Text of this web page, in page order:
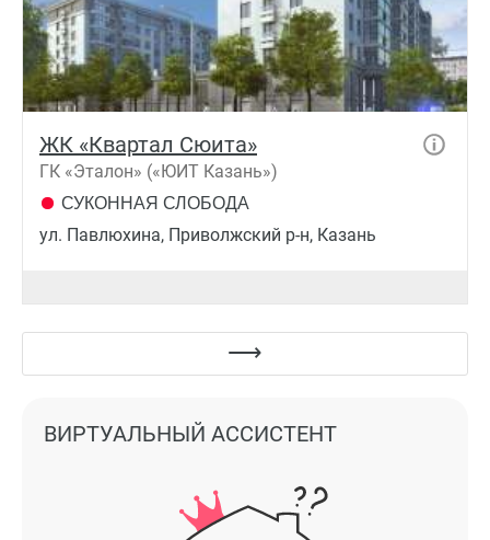
ЖК «Квартал Сюита»
ГК «Эталон» («ЮИТ Казань»)
СУКОННАЯ СЛОБОДА
ул. Павлюхина, Приволжский р-н, Казань
ВИРТУАЛЬНЫЙ АССИСТЕНТ